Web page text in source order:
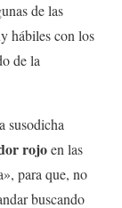
de las
hábiles con los
de la
susodicha
rojoen las
para que, no
buscando